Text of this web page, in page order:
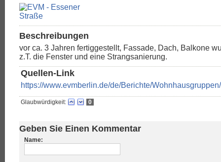
Beschreibungen
vor ca. 3 Jahren fertiggestellt, Fassade, Dach, Balkone
z.T. die Fenster und eine Strangsanierung.
Quellen-Link
https://www.evmberlin.de/de/Berichte/
Glaubwürdigkeit: 0
Geben Sie Einen Kommentar
Name: